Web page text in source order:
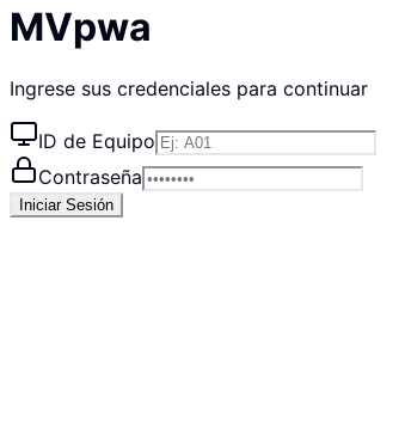
MVpwa
Ingrese sus credenciales para continuar
ID de Equipo
Contraseña
Iniciar Sesión